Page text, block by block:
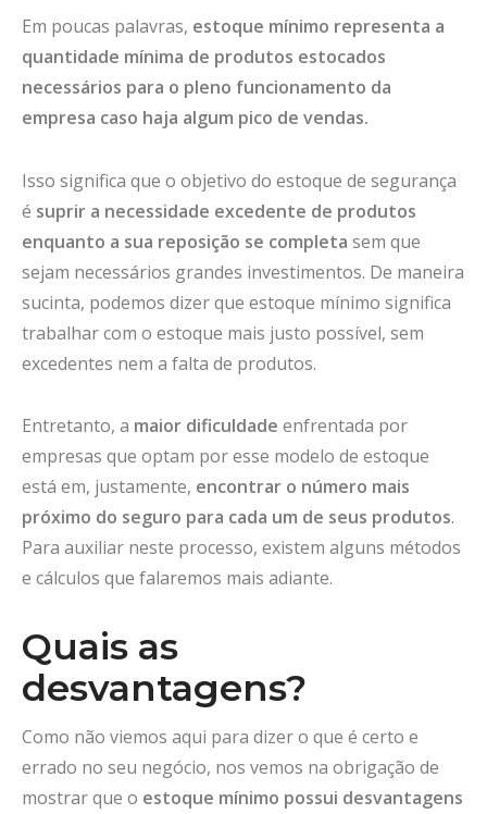
Em poucas palavras, estoque mínimo representa a
quantidade mínima de produtos estocados
necessários para o pleno funcionamento da
empresa caso haja algum pico de vendas.
Isso significa que o objetivo do estoque de segurança
é suprir a necessidade excedente de produtos
enquanto a sua reposição se completa sem que
sejam necessários grandes investimentos. De maneira
sucinta, podemos dizer que estoque mínimo significa
trabalhar com o estoque mais justo possível, sem
excedentes nem a falta de produtos.
Entretanto, a maior dificuldade enfrentada por
empresas que optam por esse modelo de estoque
está em, justamente, encontrar o número mais
próximo do seguro para cada um de seus produtos.
Para auxiliar neste processo, existem alguns métodos
e cálculos que falaremos mais adiante.
Quais as
desvantagens?
Como não viemos aqui para dizer o que é certo e
errado no seu negócio, nos vemos na obrigação de
mostrar que o estoque mínimo possui desvantagens